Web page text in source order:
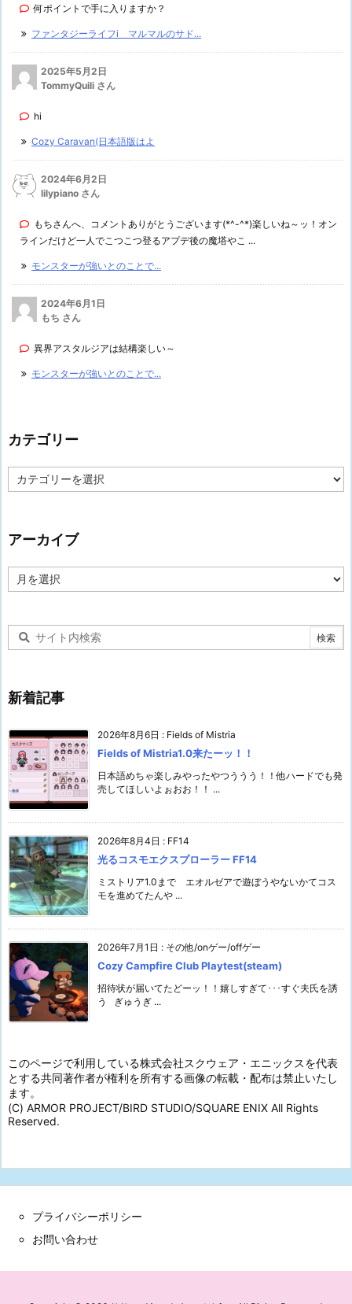
何ポイントで手に入りますか？
ファンタジーライフi マルマルのサド...
2025年5月2日
TommyQuili さん
hi
Cozy Caravan(日本語版はよ
2024年6月2日
lilypiano さん
もちさんへ、コメントありがとうございます(*^-^*)楽しいね～ッ！オン
ラインだけど一人でこつこつ登るアプデ後の魔塔やこ ...
モンスターが強いとのことで...
2024年6月1日
もち さん
異界アスタルジアは結構楽しい～
モンスターが強いとのことで...
カテゴリー
テ
ー
アーカイブ
ー
新着記事
2026年8月6日 : Fields of Mistria
Fields of Mistria1.0来たーッ！！
日本語めちゃ楽しみやったやつううう！！他ハードでも発
売してほしいよぉおお！！ ...
2026年8月4日 : FF14
光るコスモエクスプローラー FF14
ミストリア1.0まで エオルゼアで遊ぼうやないかてコス
モを進めてたんや ...
2026年7月1日 : その他/onゲー/offゲー
Cozy Campfire Club Playtest(steam)
招待状が届いてたどーッ！！嬉しすぎて･･･すぐ夫氏を誘
う ぎゅうぎ ...
このページで利用している株式会社スクウェア・エニックスを代表
とする共同著作者が権利を所有する画像の転載・配布は禁止いたし
ます。
(C) ARMOR PROJECT/BIRD STUDIO/SQUARE ENIX All Rights
Reserved.
プライバシーポリシー
お問い合わせ